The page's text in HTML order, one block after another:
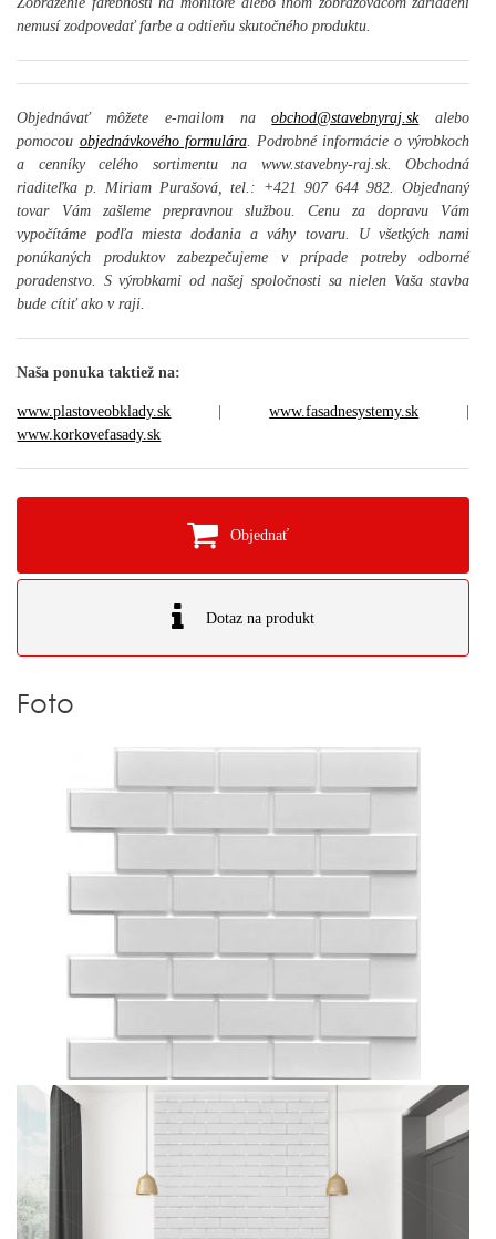
nemusí zodpovedať farbe a odtieňu skutočného produktu.
Objednávať môžete e-mailom naobchod@stavebnyraj.skalebo
pomocou objednávkového formulára. Podrobné informácie o výrobkoch
a cenníky celého sortimentu na www.stavebny-raj.sk. Obchodná
riaditeľka p. Miriam Purašová, tel.: +421 907 644 982. Objednaný
tovar Vám zašleme prepravnou službou. Cenu za dopravu Vám
vypočítáme podľa miesta dodania a váhy tovaru. U všetkých nami
ponúkaných produktov zabezpečujeme v prípade potreby odborné
poradenstvo. S výrobkami od našej spoločnosti sa nielen Vaša stavba
bude cítiť ako v raji.
Naša ponuka taktiež na:
www.plastoveobklady.sk |www.fasadnesystemy.sk
www.korkovefasady.sk
Objednať
Dotaz na produkt
Foto